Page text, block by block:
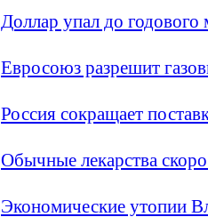
Доллар упал до
Евросоюз разрешит
Россия сокращает
Обычные лекарства
Экономические утопии